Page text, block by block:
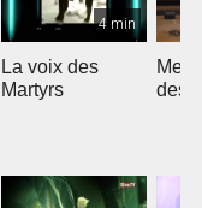
4 min
La voix des
Martyrs
des